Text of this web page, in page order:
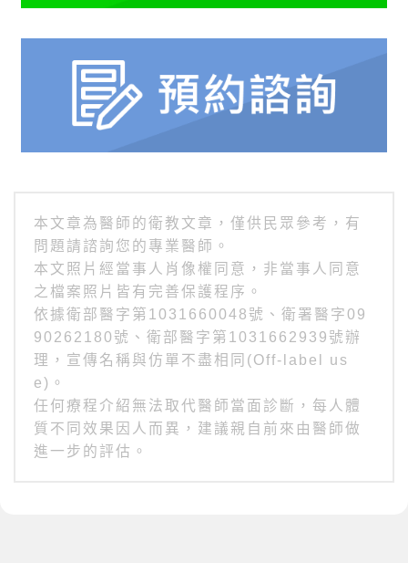
本文章為醫師的衛教文章，僅供民眾參考，有
問題請諮詢您的專業醫師。
本文照片經當事人肖像權同意，非當事人同意
之檔案照片皆有完善保護程序。
依據衛部醫字第1031660048號、衛署醫字09
90262180號、衛部醫字第1031662939號辦
理，宣傳名稱與仿單不盡相同(Off-label us
e)。
任何療程介紹無法取代醫師當面診斷，每人體
質不同效果因人而異，建議親自前來由醫師做
進一步的評估。